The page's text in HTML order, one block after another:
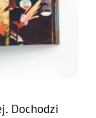
Dochodzi